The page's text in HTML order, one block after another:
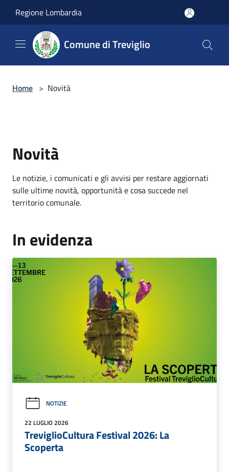
Regione Lombardia
Comune di Treviglio
Home > Novità
Novità
Le notizie, i comunicati e gli avvisi per restare aggiornati
sulle ultime novità, opportunità e cosa succede nel
territorio comunale.
In evidenza
NOTIZIE
22 LUGLIO 2026
TreviglioCultura Festival 2026: La
Scoperta